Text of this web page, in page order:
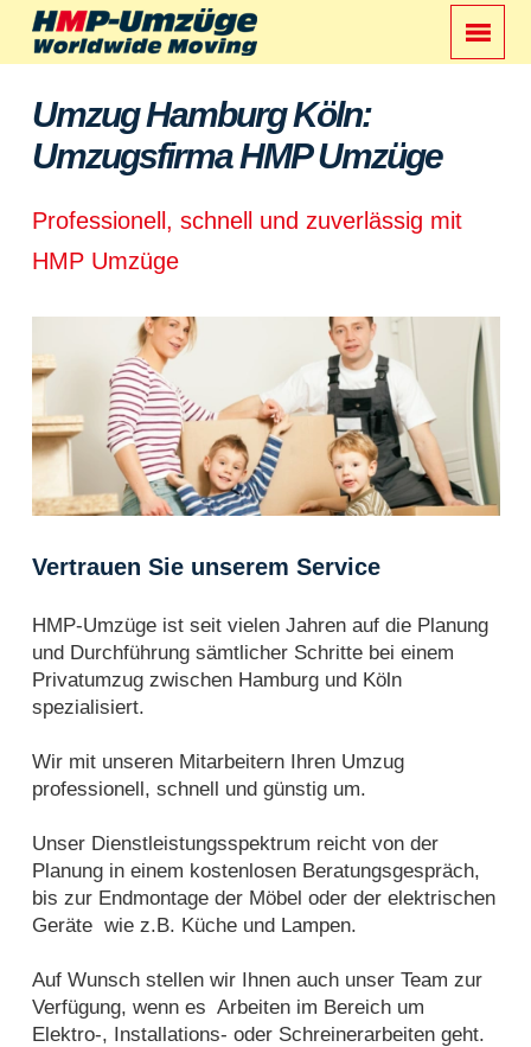
Umzug Hamburg Köln:
Umzugsfirma HMP Umzüge
Professionell, schnell und zuverlässig mit
HMP Umzüge
Vertrauen Sie unserem Service
HMP-Umzüge ist seit vielen Jahren auf die Planung
und Durchführung sämtlicher Schritte bei einem
Privatumzug zwischen Hamburg und Köln
spezialisiert.
Wir mit unseren Mitarbeitern Ihren Umzug
professionell, schnell und günstig um.
Unser Dienstleistungsspektrum reicht von der
Planung in einem kostenlosen Beratungsgespräch,
bis zur Endmontage der Möbel oder der elektrischen
Geräte wie z.B. Küche und Lampen.
Auf Wunsch stellen wir Ihnen auch unser Team zur
Verfügung, wenn es Arbeiten im Bereich um
Elektro-, Installations- oder Schreinerarbeiten geht.